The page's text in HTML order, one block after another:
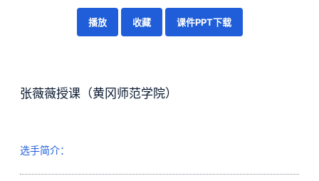
播放 收藏 课件PPT下载
张薇薇授课（黄冈师范学院）
选手简介：